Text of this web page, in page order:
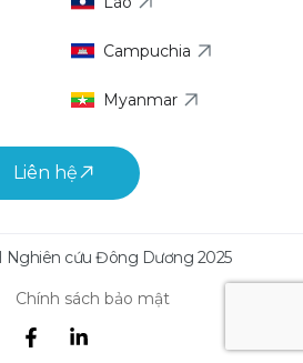
Campuchia
Myanmar
Liên hệ
Nghiên cứu Đông Dương 2025
Chính sách bảo mật